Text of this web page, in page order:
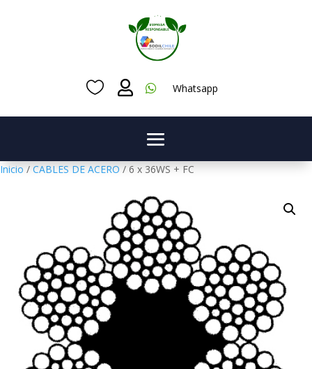
   Whatsapp
Inicio / CABLES DE ACERO / 6 x 36WS + FC